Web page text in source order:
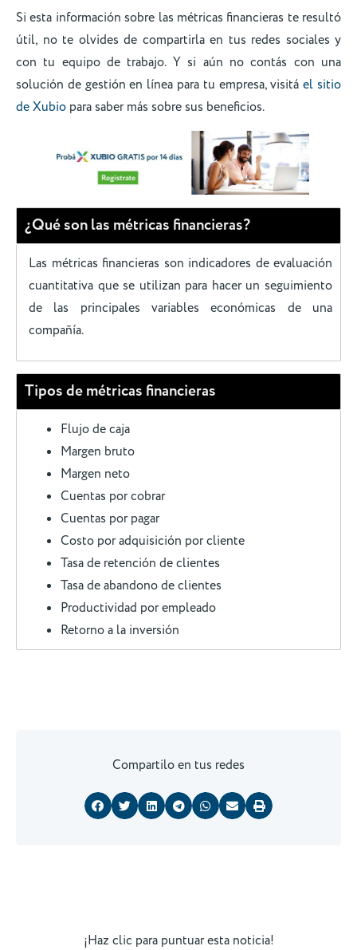
Si esta información sobre las métricas financieras te resultó
útil, no te olvides de compartirla en tus redes sociales y
con tu equipo de trabajo. Y si aún no contás con una
solución de gestión en línea para tu empresa, visitáel sitio
de Xubio para saber más sobre sus beneficios.
¿Qué son las métricas financieras?
Las métricas financieras son indicadores de evaluación
cuantitativa que se utilizan para hacer un seguimiento
de las principales variables económicas de una
compañía.
Tipos de métricas financieras
Flujo de caja
Margen bruto
Margen neto
Cuentas por cobrar
Cuentas por pagar
Costo por adquisición por cliente
Tasa de retención de clientes
Tasa de abandono de clientes
Productividad por empleado
Retorno a la inversión
Compartilo en tus redes
¡Haz clic para puntuar esta noticia!